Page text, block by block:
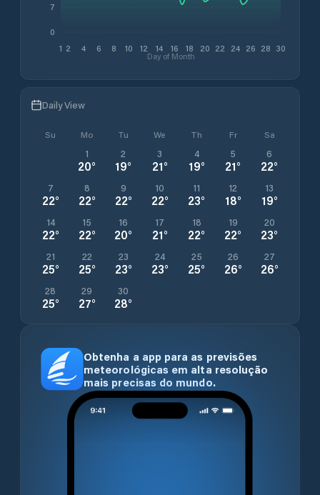
1 2 4 6 8 10 12 14 16 18 20 22 24 26 28 30
Day of Month
0
7
Daily View
Su Mo Tu We Th Fr Sa
1
20°
2
19°
3
21°
4
19°
5
21°
6
22°
7
22°
8
22°
9
22°
10
22°
11
23°
12
18°
13
19°
14
22°
15
22°
16
20°
17
21°
18
22°
19
22°
20
23°
21
25°
22
25°
23
23°
24
23°
25
25°
26
26°
27
26°
28
25°
29
27°
30
28°
Obtenha a app para as previsões
meteorológicas em alta resolução
mais precisas do mundo.